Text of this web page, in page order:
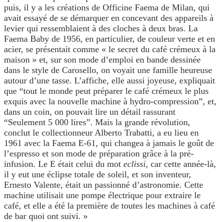
puis, il y a les créations de Officine Faema de Milan, qui
avait essayé de se démarquer en concevant des appareils à
levier qui ressemblaient à des cloches à deux bras. La
Faema Baby de 1956, en particulier, de couleur verte et en
acier, se présentait comme « le secret du café crémeux à la
maison » et, sur son mode d’emploi en bande dessinée
dans le style de Carosello, on voyait une famille heureuse
autour d’une tasse. L’affiche, elle aussi joyeuse, expliquait
que “tout le monde peut préparer le café crémeux le plus
exquis avec la nouvelle machine à hydro-compression”, et,
dans un coin, on pouvait lire un détail rassurant
“Seulement 5 000 lires”. Mais la grande révolution,
conclut le collectionneur Alberto Trabatti, a eu lieu en
1961 avec la Faema E-61, qui changea à jamais le goût de
l’espresso et son mode de préparation grâce à la pré-
infusion. Le E était celui du mot eclissi, car cette année-là,
il y eut une éclipse totale de soleil, et son inventeur,
Ernesto Valente, était un passionné d’astronomie. Cette
machine utilisait une pompe électrique pour extraire le
café, et elle a été la première de toutes les machines à café
de bar quoi ont suivi. »